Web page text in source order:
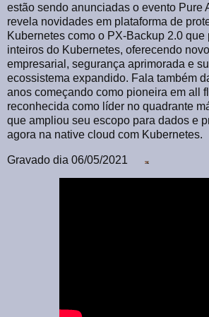
estão sendo anunciadas o evento Pure
revela novidades em plataforma de
Kubernetes como o PX-Backup 2.0
inteiros do Kubernetes, oferecendo
empresarial, segurança aprimorada e
ecossistema expandido. Fala também
anos começando como pioneira em all
reconhecida como líder no quadrante
que ampliou seu escopo para dados e
agora na native cloud com Kubernetes.
Gravado dia 06/05/2021